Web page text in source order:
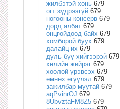
жилбэтэй хонь 679
огт зүдрээгүй 679
ногооны консерв 679
дорд албат 679
онцгойдоод байх 679
хомборой буух 679
далайц их 679
дуль бүү хийгээрэй 679
хөлийн жийрэг 679
хоолой үрэвсэх 679
өмнөх өгүүлэл 679
зажилбар муутай 679
aqPvinrOJ 679
8UbvztaFM8Z5 679